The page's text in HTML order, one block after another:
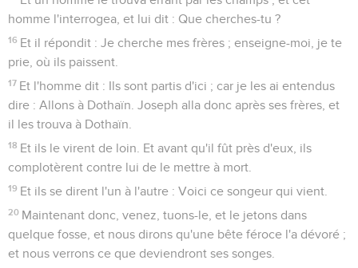
homme l'interrogea, et lui dit : Que cherches-tu ?
16 Et il répondit : Je cherche mes frères ; enseigne-moi, je te
prie, où ils paissent.
17 Et l'homme dit : Ils sont partis d'ici ; car je les ai entendus
dire : Allons à Dothaïn. Joseph alla donc après ses frères, et
il les trouva à Dothaïn.
18 Et ils le virent de loin. Et avant qu'il fût près d'eux, ils
complotèrent contre lui de le mettre à mort.
19 Et ils se dirent l'un à l'autre : Voici ce songeur qui vient.
20 Maintenant donc, venez, tuons-le, et le jetons dans
quelque fosse, et nous dirons qu'une bête féroce l'a dévoré ;
et nous verrons ce que deviendront ses songes.